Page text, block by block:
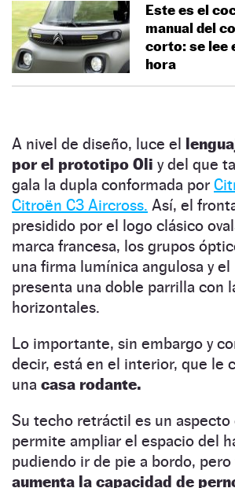
Este es el
manual del
corto: se lee
hora
A nivel de diseño, luce el
por el prototipo Oli y del que
gala la dupla conformada por
Citroën C3 Aircross. Así, el
presidido por el logo clásico
marca francesa, los grupos
una firma lumínica angulosa y
presenta una doble parrilla con
horizontales.
Lo importante, sin embargo y
decir, está en el interior, que le
una casa rodante.
Su techo retráctil es un aspecto
permite ampliar el espacio del
pudiendo ir de pie a bordo,
aumenta la capacidad de